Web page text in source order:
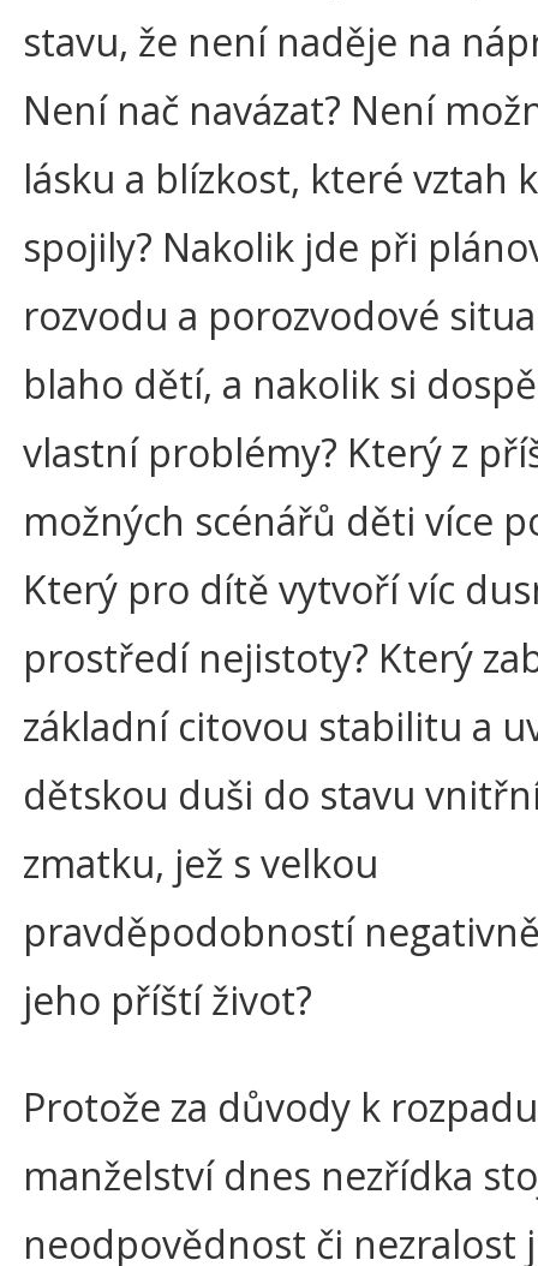
stavu, že není naděje na
Není nač navázat? Není
lásku a blízkost, které vztah
spojily? Nakolik jde při
rozvodu a porozvodové
blaho dětí, a nakolik si
vlastní problémy? Který z
možných scénářů děti více
Který pro dítě vytvoří víc
prostředí nejistoty? Který
základní citovou stabilitu a
dětskou duši do stavu
zmatku, jež s velkou
pravděpodobností
jeho příští život?
Protože za důvody k rozpadu
manželství dnes nezřídka
neodpovědnost či nezralost